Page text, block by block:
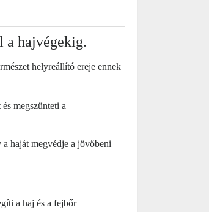
a hajvégekig.
helyreállító ereje ennek
megszünteti a
haját megvédje a jövőbeni
a haj és a fejbőr